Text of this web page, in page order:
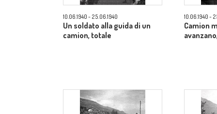
10.06.1940 - 25.06.1940
Un soldato alla guida di un
camion, totale
10.06.1940 -
Camion